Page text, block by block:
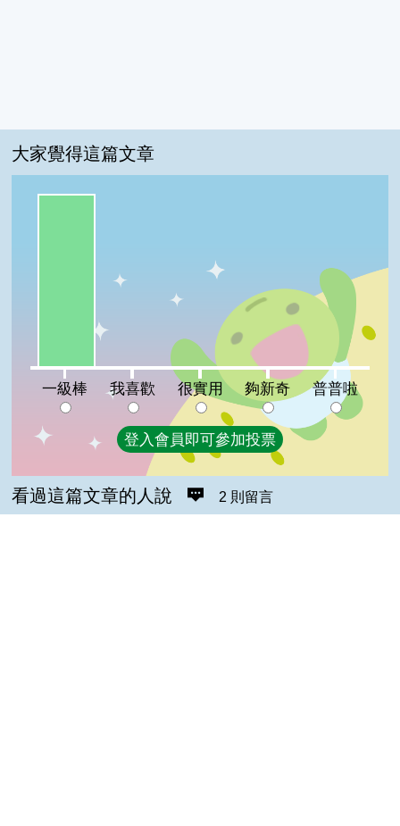
大家覺得這篇文章
我喜歡:0% 很實用:0% 夠新奇:0%普普啦:0%
一級棒 我喜歡 很實用 夠新奇 普普啦
登入會員即可參加投票
看過這篇文章的人說 2 則留言